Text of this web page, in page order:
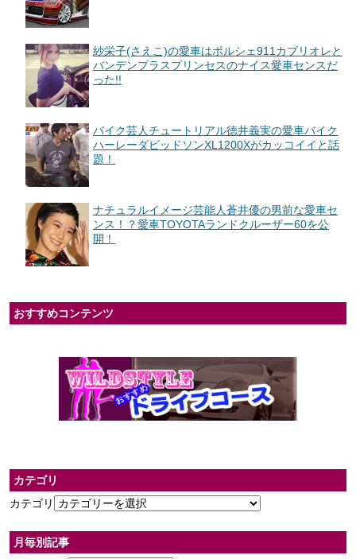
紗栄子(さえこ)の愛車はポルシェ911カブリオレと
バンデンプラスプリンセスのナイス愛車センスだ
った!!
バイク芸人チュートリアル徳井義実の愛車バイク
ハーレーダビッドソンXL1200Xがカッコイイと話
題！
ナチュラルイメージ芸能人蒼井優の男前な愛車セ
ンス！？愛車TOYOTAランドクルーザー60を公
開！
おすすめコンテンツ
カテゴリ
カテゴリ
月毎別記事